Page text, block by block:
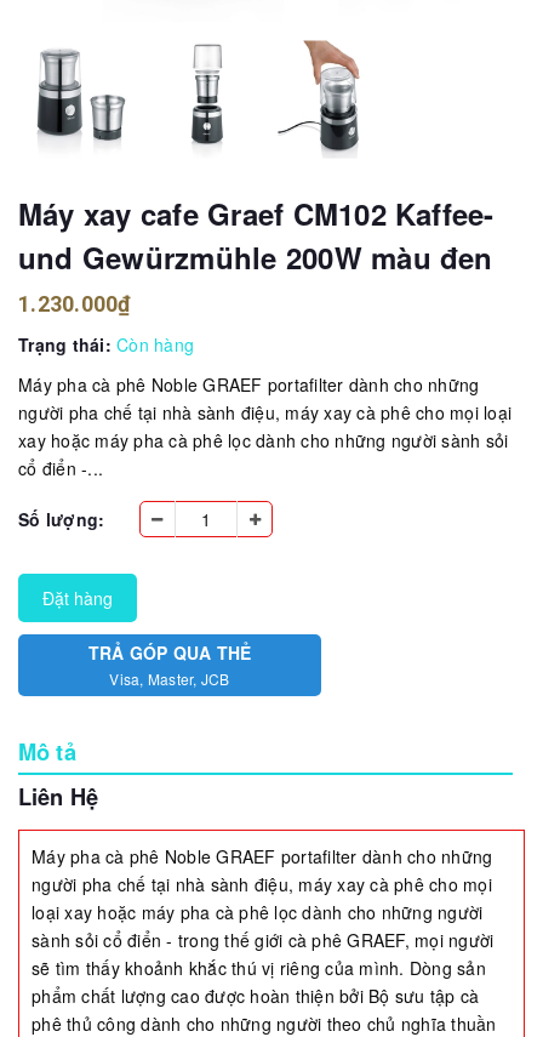
Máy xay cafe Graef CM102 Kaffee-
und Gewürzmühle 200W màu đen
1.230.000₫
Trạng thái: Còn hàng
Máy pha cà phê Noble GRAEF portafilter dành cho những
người pha chế tại nhà sành điệu, máy xay cà phê cho mọi loại
xay hoặc máy pha cà phê lọc dành cho những người sành sỏi
cổ điển -...
Số lượng:
Đặt hàng
TRẢ GÓP QUA THẺ
Visa, Master, JCB
Mô tả
Liên Hệ
Máy pha cà phê Noble GRAEF portafilter dành cho những
người pha chế tại nhà sành điệu, máy xay cà phê cho mọi
loại xay hoặc máy pha cà phê lọc dành cho những người
sành sỏi cổ điển - trong thế giới cà phê GRAEF, mọi người
sẽ tìm thấy khoảnh khắc thú vị riêng của mình. Dòng sản
phẩm chất lượng cao được hoàn thiện bởi Bộ sưu tập cà
phê thủ công dành cho những người theo chủ nghĩa thuần